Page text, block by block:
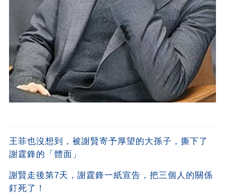
王菲也沒想到，被謝賢寄予厚望的大孫子，撕下了
謝霆鋒的「體面」
謝賢走後第7天，謝霆鋒一紙宣告，把三個人的關係
釘死了！